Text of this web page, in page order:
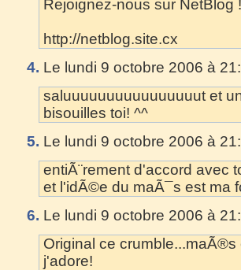
Rejoignez-nous sur NetBlog !
http://netblog.site.cx
4. Le lundi 9 octobre 2006 à
saluuuuuuuuuuuuuuuut et
bisouilles toi! ^^
5. Le lundi 9 octobre 2006 à
entiÃ¨rement d'accord avec
et l'idÃ©e du maÃ¯s est ma
6. Le lundi 9 octobre 2006 à
Original ce
j'adore!